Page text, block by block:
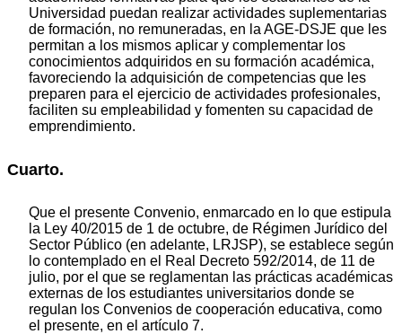
Universidad puedan realizar actividades suplementarias
de formación, no remuneradas, en la AGE-DSJE que les
permitan a los mismos aplicar y complementar los
conocimientos adquiridos en su formación académica,
favoreciendo la adquisición de competencias que les
preparen para el ejercicio de actividades profesionales,
faciliten su empleabilidad y fomenten su capacidad de
emprendimiento.
Cuarto.
Que el presente Convenio, enmarcado en lo que estipula
la Ley 40/2015 de 1 de octubre, de Régimen Jurídico del
Sector Público (en adelante, LRJSP), se establece según
lo contemplado en el Real Decreto 592/2014, de 11 de
julio, por el que se reglamentan las prácticas académicas
externas de los estudiantes universitarios donde se
regulan los Convenios de cooperación educativa, como
el presente, en el artículo 7.